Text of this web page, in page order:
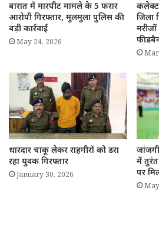
बारात में मारपीट मामले के 5 फरार
आरोपी गिरफ्तार, मुलमुला पुलिस की
बड़ी कार्रवाई
May 24, 2026
जिला
धारदार चाकू लेकर राहगीरों को डरा
रहा युवक गिरफ्तार
January 30, 2026
में
पर